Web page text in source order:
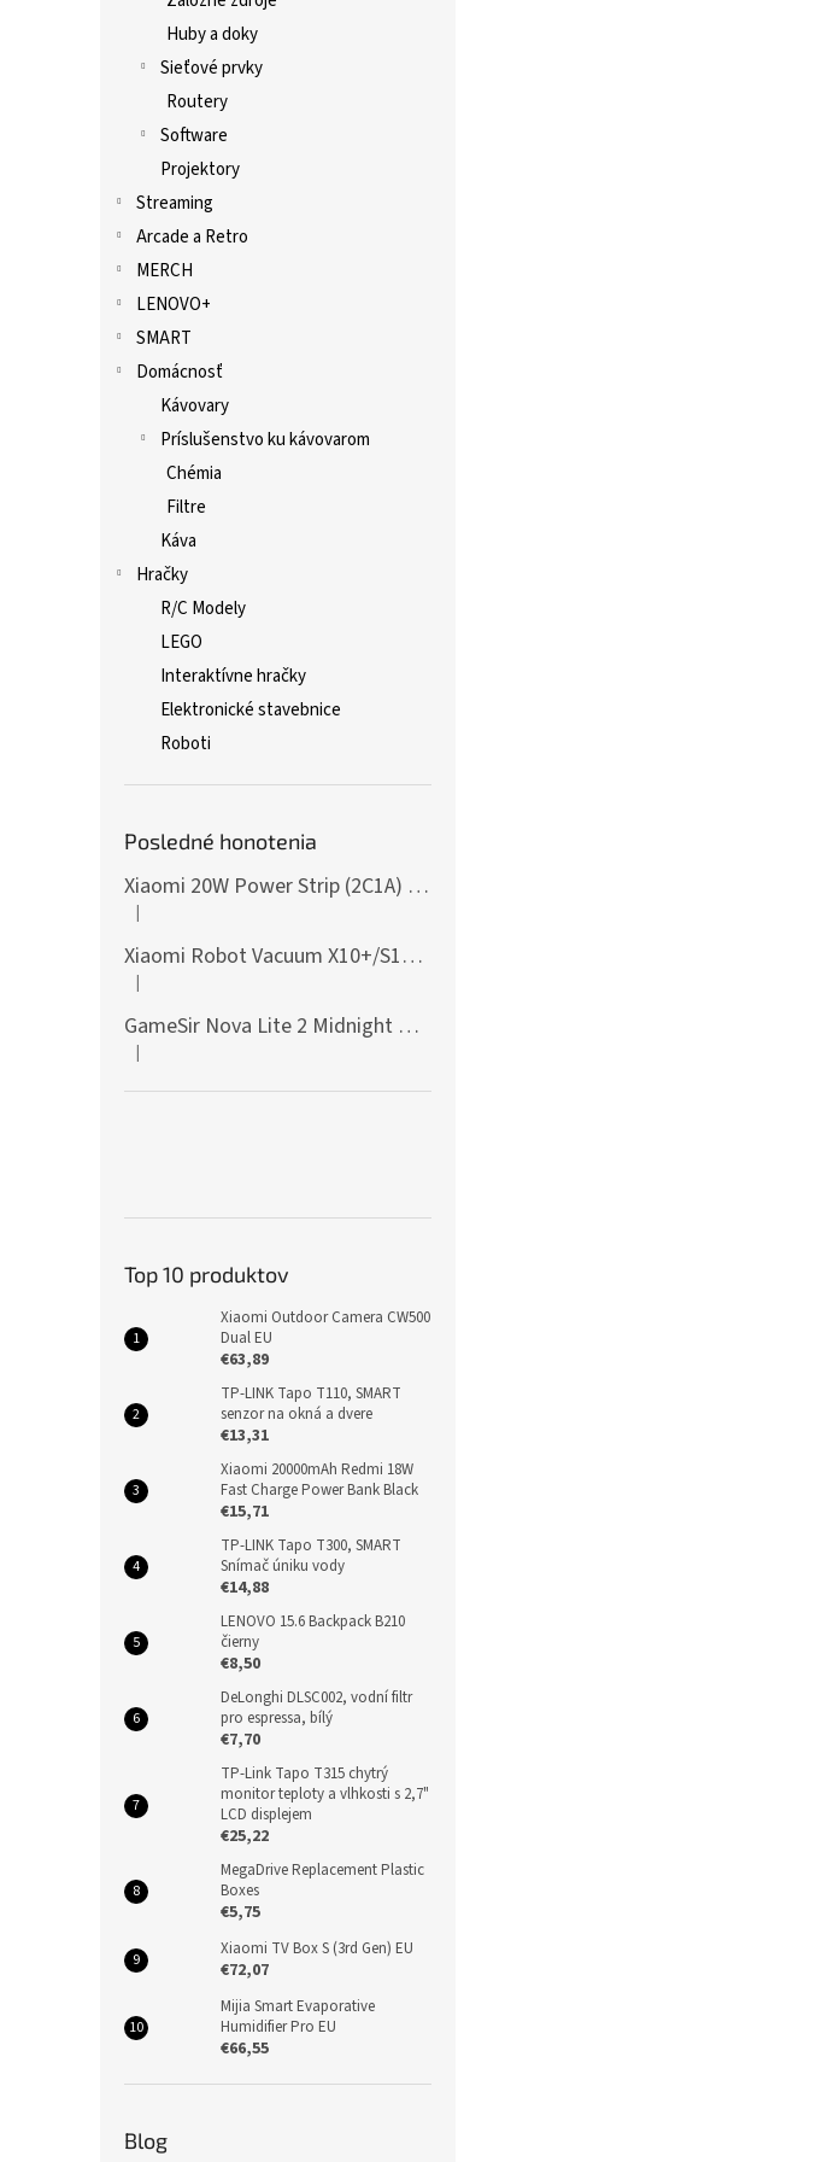
Huby a doky
Sieťové prvky
Routery
Software
Projektory
Streaming
Arcade a Retro
MERCH
LENOVO+
SMART
Domácnosť
Kávovary
Príslušenstvo ku kávovarom
Chémia
Filtre
Káva
Hračky
R/C Modely
LEGO
Interaktívne hračky
Elektronické stavebnice
Roboti
Posledné honotenia
Xiaomi 20W Power Strip (2C1A) EU
Hodnotenie produktu je 5 z 5 hviezdičiek.
|
Xiaomi Robot Vacuum X10+/S10+/X10/X20+ Side Brush
Hodnotenie produktu je 5 z 5 hviezdičiek.
|
GameSir Nova Lite 2 Midnight Gray
Hodnotenie produktu je 5 z 5 hviezdičiek.
|
Top 10 produktov
Xiaomi Outdoor Camera CW500
Dual EU
€63,89
TP-LINK Tapo T110, SMART
senzor na okná a dvere
€13,31
Xiaomi 20000mAh Redmi 18W
Fast Charge Power Bank Black
€15,71
TP-LINK Tapo T300, SMART
Snímač úniku vody
€14,88
LENOVO 15.6 Backpack B210
čierny
€8,50
DeLonghi DLSC002, vodní filtr
pro espressa, bílý
€7,70
TP-Link Tapo T315 chytrý
monitor teploty a vlhkosti s 2,7"
LCD displejem
€25,22
MegaDrive Replacement Plastic
Boxes
€5,75
Xiaomi TV Box S (3rd Gen) EU
€72,07
Mijia Smart Evaporative
Humidifier Pro EU
€66,55
Blog